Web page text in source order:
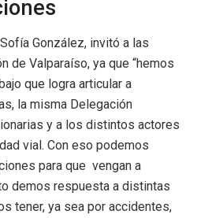
González, invitó a las
de Valparaíso, ya que “hemos
que logra articular a
la misma Delegación
y a los distintos actores
vial. Con eso podemos
para que vengan a
demos respuesta a distintas
tener, ya sea por accidentes,